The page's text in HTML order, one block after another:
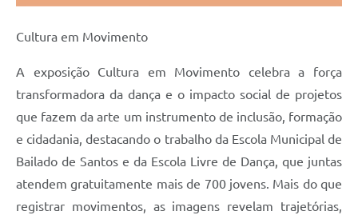
Cultura em Movimento
A exposição Cultura em Movimento celebra a força
transformadora da dança e o impacto social de projetos
que fazem da arte um instrumento de inclusão, formação
e cidadania, destacando o trabalho da Escola Municipal de
Bailado de Santos e da Escola Livre de Dança, que juntas
atendem gratuitamente mais de 700 jovens. Mais do que
registrar movimentos, as imagens revelam trajetórias,